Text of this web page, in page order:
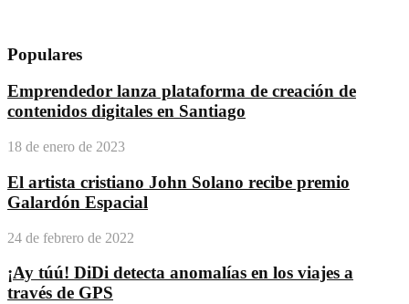
Populares
Emprendedor lanza plataforma de creación de
contenidos digitales en Santiago
18 de enero de 2023
El artista cristiano John Solano recibe premio
Galardón Espacial
24 de febrero de 2022
¡Ay túú! DiDi detecta anomalías en los viajes a
través de GPS